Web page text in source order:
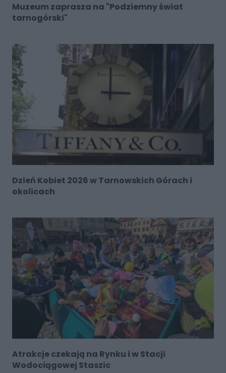
Muzeum zaprasza na "Podziemny świat
tarnogórski"
Dzień Kobiet 2026 w Tarnowskich Górach i
okolicach
Atrakcje czekają na Rynku i w Stacji
Wodociągowej Staszic